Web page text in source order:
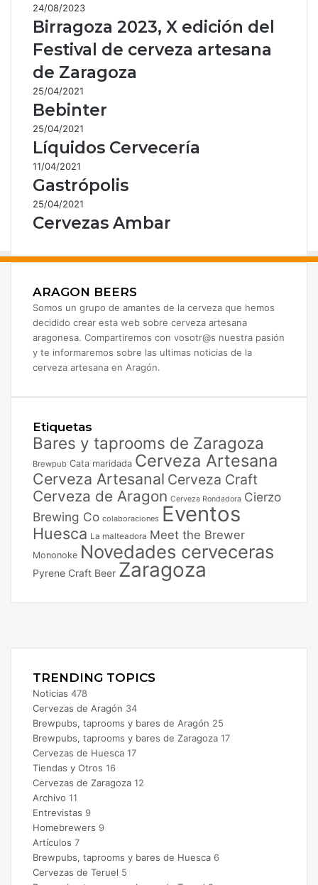
24/08/2023
Birragoza 2023, X edición del
Festival de cerveza artesana
de Zaragoza
25/04/2021
Bebinter
25/04/2021
Líquidos Cervecería
11/04/2021
Gastrópolis
25/04/2021
Cervezas Ambar
ARAGON BEERS
Somos un grupo de amantes de la cerveza que hemos
decidido crear esta web sobre cerveza artesana
aragonesa. Compartiremos con vosotr@s nuestra pasión
y te informaremos sobre las ultimas noticias de la
cerveza artesana en Aragón.
Etiquetas
Bares y taprooms de Zaragoza
Brewpub Cata maridada Cerveza Artesana
Cerveza Artesanal Cerveza Craft
Cerveza de Aragon Cerveza Rondadora Cierzo
Brewing Co colaboraciones Eventos
Huesca La malteadora Meet the Brewer
Mononoke Novedades cerveceras
Pyrene Craft Beer Zaragoza
TRENDING TOPICS
Noticias 478
Cervezas de Aragón 34
Brewpubs, taprooms y bares de Aragón 25
Brewpubs, taprooms y bares de Zaragoza 17
Cervezas de Huesca 17
Tiendas y Otros 16
Cervezas de Zaragoza 12
Archivo 11
Entrevistas 9
Homebrewers 9
Artículos 7
Brewpubs, taprooms y bares de Huesca 6
Cervezas de Teruel 5